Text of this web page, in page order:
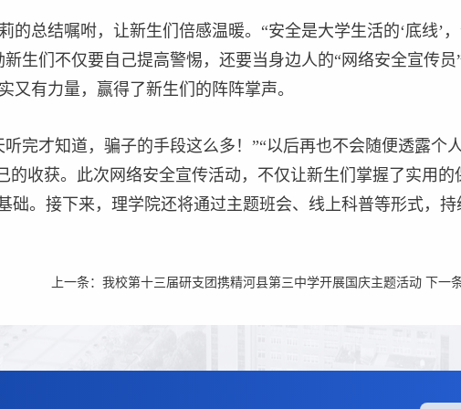
的总结嘱咐，让新生们倍感温暖。“安全是大学生活的‘底线’
生们不仅要自己提高警惕，还要当身边人的“网络安全宣传
又有力量，赢得了新生们的阵阵掌声。
完才知道，骗子的手段这么多！”“以后再也不会随便透露个
的收获。此次网络安全宣传活动，不仅让新生们掌握了实用
础。接下来，理学院还将通过主题班会、线上科普等形式，
上一条： 我校第十三届研支团携精河县第三中学开展国庆主题活动 下一条